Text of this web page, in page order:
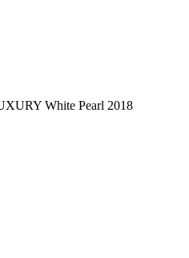
White Pearl 2018